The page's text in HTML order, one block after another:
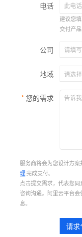
电话
建议您
交付产
公司
地域
您的需求
服务商将会为您设计方
理完成支付。
点击提交需求，代表您
咨询沟通。阿里云平台
息。
请求